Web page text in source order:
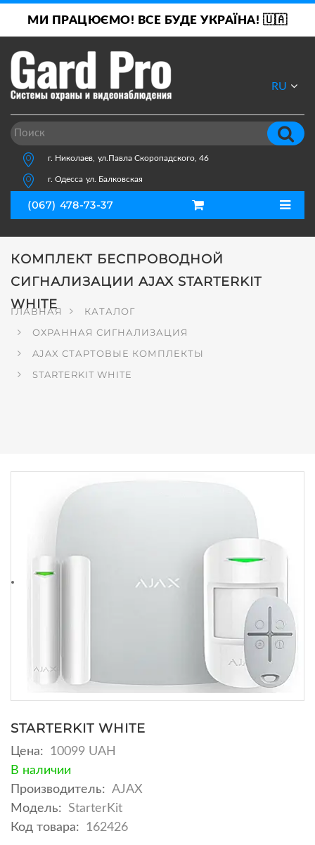
МИ ПРАЦЮЄМО! ВСЕ БУДЕ УКРАЇНА! 🇺🇦
г. Николаев, ул.Павла Скоропадского, 46
г. Одесса ул. Балковская
RU
UA
(067) 478-73-37
КОМПЛЕКТ БЕСПРОВОДНОЙ
СИГНАЛИЗАЦИИ AJAX STARTERKIT
WHITE
ГЛАВНАЯ
КАТАЛОГ
ОХРАННАЯ СИГНАЛИЗАЦИЯ
AJAX СТАРТОВЫЕ КОМПЛЕКТЫ
STARTERKIT WHITE
STARTERKIT WHITE
Цена:
10099 UAH
В наличии
Производитель: AJAX
Модель:
StarterKit
Код товара:
162426